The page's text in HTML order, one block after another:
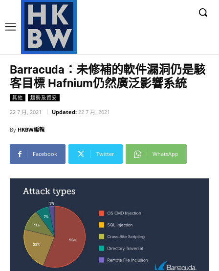
Barracuda：未修補的軟件漏洞仍是駭
客目標 Hafnium仍然廣泛影響系統
其他 趨勢及資安
22 7 月, 2021 Updated: 22 7 月, 2021
By HKBW編輯
Facebook Twitter WhatsApp